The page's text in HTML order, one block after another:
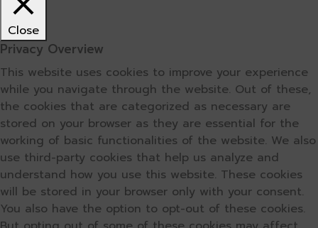
Close
Privacy Overview
This website uses cookies to improve your experience
while you navigate through the website. Out of these,
the cookies that are categorized as necessary are
stored on your browser as they are essential for the
working of basic functionalities of the website. We also
use third-party cookies that help us analyze and
understand how you use this website. These cookies
will be stored in your browser only with your consent.
You also have the option to opt-out of these cookies.